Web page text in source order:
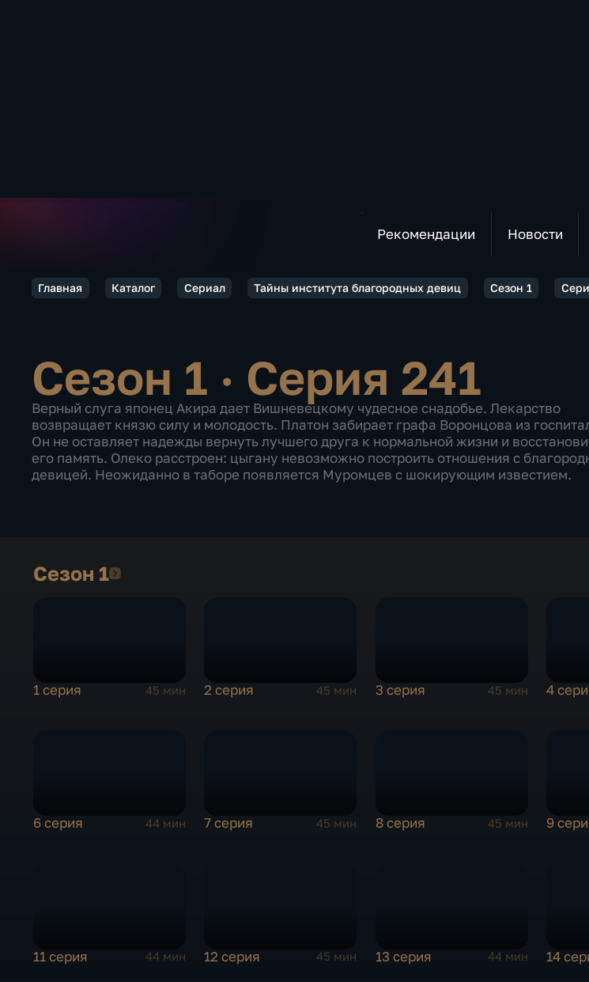
Рекомендации Новости
Главная Каталог Сериал Тайны института благородных девиц Сезон 1
Сезон 1 · Серия 241
Верный слуга японец Акира дает Вишневецкому чудесное снадобье. Лекарство
возвращает князю силу и молодость. Платон забирает графа Воронцова из
Он не оставляет надежды вернуть лучшего друга к нормальной жизни и
его память. Олеко расстроен: цыгану невозможно построить отношения с
девицей. Неожиданно в таборе появляется Муромцев с шокирующим известием.
Сезон 1Сезон 1
1 серия 45 мин 2 серия 45 мин 3 серия 45 мин 4
6 серия 44 мин 7 серия 45 мин 8 серия 45 мин 9
11 серия 44 мин 12 серия 45 мин 13 серия 44 мин 14